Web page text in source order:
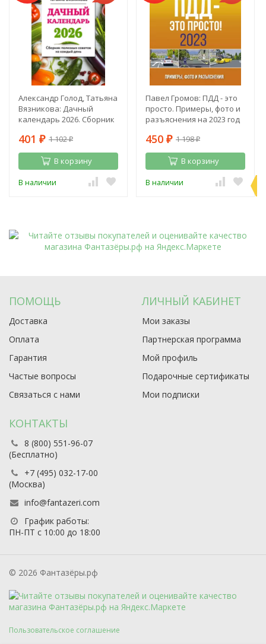
Александр Голод, Татьяна
Вязникова: Дачный
календарь 2026. Сборник
каждый день
401 ₽ 1 102₽
В корзину
В наличии
Павел Громов: ПДД - это
просто. Примеры, фото и
разъяснения на 2023 год
450 ₽ 1 198₽
В корзину
В наличии
ПОМОЩЬ
Доставка
Оплата
Гарантия
Частые вопросы
Связаться с нами
ЛИЧНЫЙ КАБИНЕТ
Мои заказы
Партнерская программа
Мой профиль
Подарочные сертификаты
Мои подписки
КОНТАКТЫ
8 (800) 551-96-07
(Бесплатно)
+7 (495) 032-17-00
(Москва)
info@fantazeri.com
График работы:
ПН-ПТ с 10:00 до 18:00
© 2026 Фантазёры.рф
Пользовательское соглашение